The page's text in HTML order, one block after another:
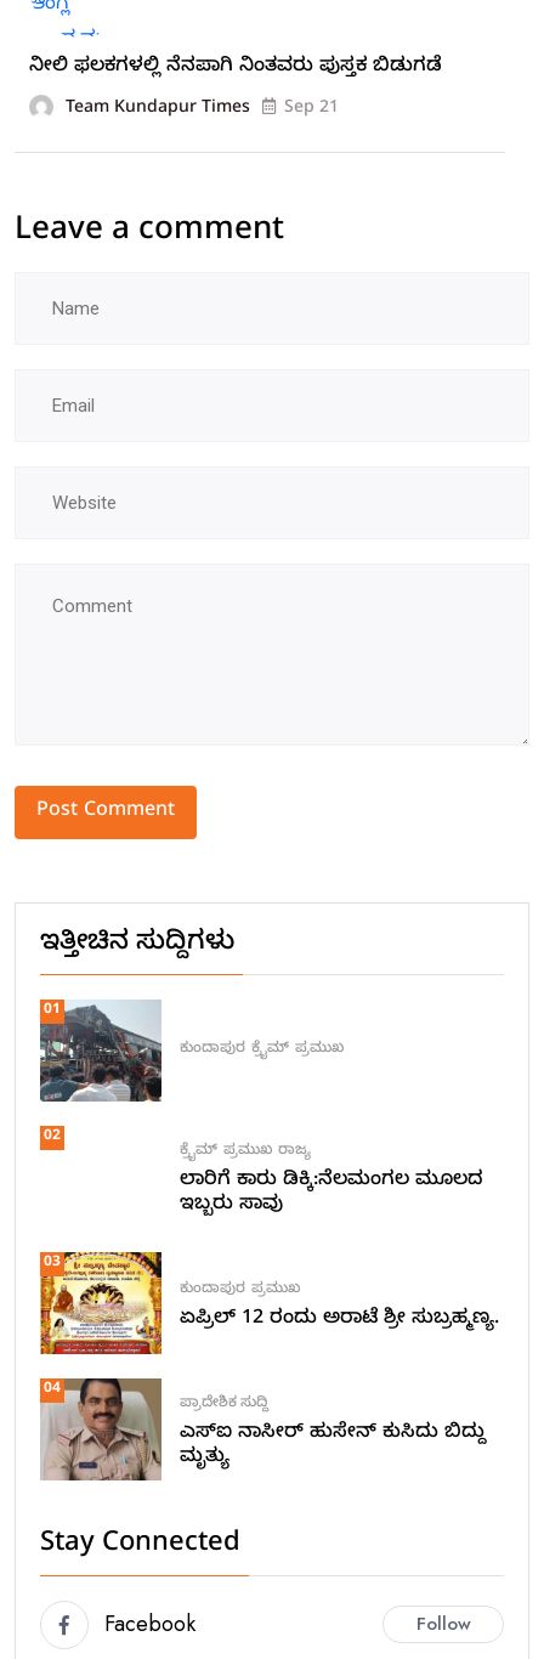
ನೀಲಿ ಫಲಕಗಳಲ್ಲಿ ನೆನಪಾಗಿ ನಿಂತವರು ಪುಸ್ತಕ ಬಿಡುಗಡೆ
Team Kundapur Times Sep 21
Leave a comment
ಇತ್ತೀಚಿನ ಸುದ್ದಿಗಳು
01
ಕುಂದಾಪುರ ಕ್ರೈಮ್ ಪ್ರಮುಖ
02
ಕ್ರೈಮ್ ಪ್ರಮುಖ ರಾಜ್ಯ
ಲಾರಿಗೆ ಕಾರು ಡಿಕ್ಕಿ:ನೆಲಮಂಗಲ ಮೂಲದ
ಇಬ್ಬರು ಸಾವು
03
ಕುಂದಾಪುರ ಪ್ರಮುಖ
ಏಪ್ರಿಲ್ 12 ರಂದು ಅರಾಟೆ ಶ್ರೀ ಸುಬ್ರಹ್ಮಣ್ಯ.
04
ಪ್ರಾದೇಶಿಕ ಸುದ್ದಿ
ಎಸ್ಐ ನಾಸೀರ್ ಹುಸೇನ್ ಕುಸಿದು ಬಿದ್ದು
ಮೃತ್ಯು
Stay Connected
Facebook Follow